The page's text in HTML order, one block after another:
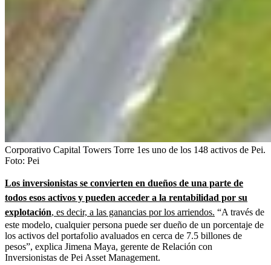
Corporativo Capital Towers Torre 1es uno de los 148 activos de Pei.
Foto: Pei
Los inversionistas se convierten en dueños de una parte de
todos esos activos y pueden acceder a la rentabilidad por su
explotación, es decir, a las ganancias por los arriendos. “A través de
este modelo, cualquier persona puede ser dueño de un porcentaje de
los activos del portafolio avaluados en cerca de 7.5 billones de
pesos”, explica Jimena Maya, gerente de Relación con
Inversionistas de Pei Asset Management.